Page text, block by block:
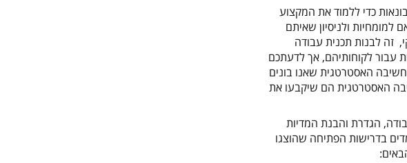
כדי ללמוד את המקצוע
ולניסיון שאיתם
זה לבנות תכנית עבודה
עבור לקוחותיהם, אך לדעתכם
האסטרטגית שאנו בונים
האסטרטגית הם שיקבעו את
הגדרת והבנת המדיות
בדרישות הפתיחה שהוצגו